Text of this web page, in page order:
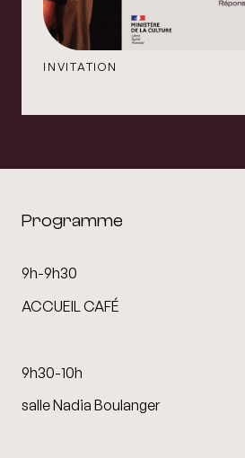
INVITATION
Programme
9h-9h30
ACCUEIL CAFÉ
9h30-10h
salle Nadia Boulanger